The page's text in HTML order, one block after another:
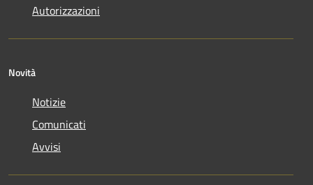
Autorizzazioni
Novità
Notizie
Comunicati
Avvisi